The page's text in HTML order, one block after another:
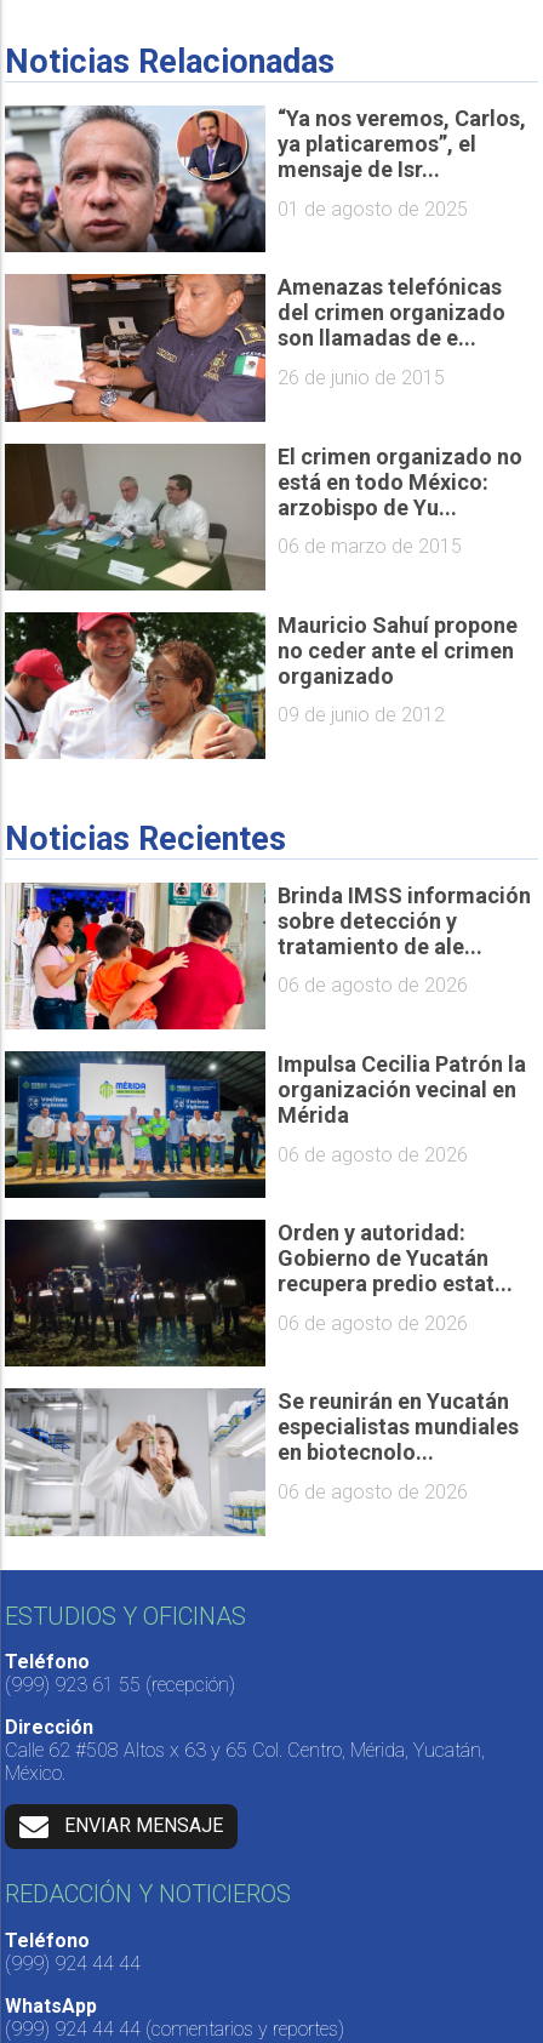
Noticias Relacionadas
“Ya nos veremos, Carlos,
ya platicaremos”, el
mensaje de Isr...
01 de agosto de 2025
Amenazas telefónicas
del crimen organizado
son llamadas de e...
26 de junio de 2015
El crimen organizado no
está en todo México:
arzobispo de Yu...
06 de marzo de 2015
Mauricio Sahuí propone
no ceder ante el crimen
organizado
09 de junio de 2012
Noticias Recientes
Brinda IMSS información
sobre detección y
tratamiento de ale...
06 de agosto de 2026
Impulsa Cecilia Patrón la
organización vecinal en
Mérida
06 de agosto de 2026
Orden y autoridad:
Gobierno de Yucatán
recupera predio estat...
06 de agosto de 2026
Se reunirán en Yucatán
especialistas mundiales
en biotecnolo...
06 de agosto de 2026
ESTUDIOS Y OFICINAS
Teléfono
(999) 923 61 55 (recepción)
Dirección
Calle 62 #508 Altos x 63 y 65 Col. Centro, Mérida, Yucatán,
México.
ENVIAR MENSAJE
REDACCIÓN Y NOTICIEROS
Teléfono
(999) 924 44 44
WhatsApp
(999) 924 44 44 (comentarios y reportes)